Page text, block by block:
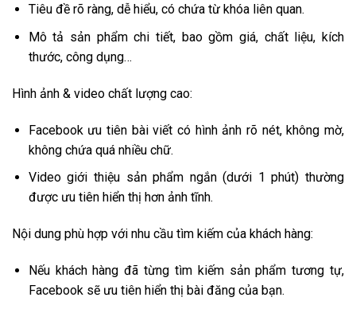
Tiêu đề rõ ràng, dễ hiểu, có chứa từ khóa liên quan.
Mô tả sản phẩm chi tiết, bao gồm giá, chất liệu, kích
thước, công dụng…
Hình ảnh & video chất lượng cao:
Facebook ưu tiên bài viết có hình ảnh rõ nét, không mờ,
không chứa quá nhiều chữ.
Video giới thiệu sản phẩm ngắn (dưới 1 phút) thường
được ưu tiên hiển thị hơn ảnh tĩnh.
Nội dung phù hợp với nhu cầu tìm kiếm của khách hàng:
Nếu khách hàng đã từng tìm kiếm sản phẩm tương tự,
Facebook sẽ ưu tiên hiển thị bài đăng của bạn.